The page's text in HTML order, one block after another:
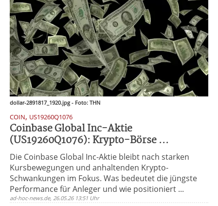
dollar-2891817_1920.jpg - Foto: THN
COIN, US19260Q1076
Coinbase Global Inc-Aktie
(US19260Q1076): Krypto-Börse ...
Die Coinbase Global Inc-Aktie bleibt nach starken
Kursbewegungen und anhaltenden Krypto-
Schwankungen im Fokus. Was bedeutet die jüngste
Performance für Anleger und wie positioniert ...
ad-hoc-news.de, 26.05.26 13:51 Uhr